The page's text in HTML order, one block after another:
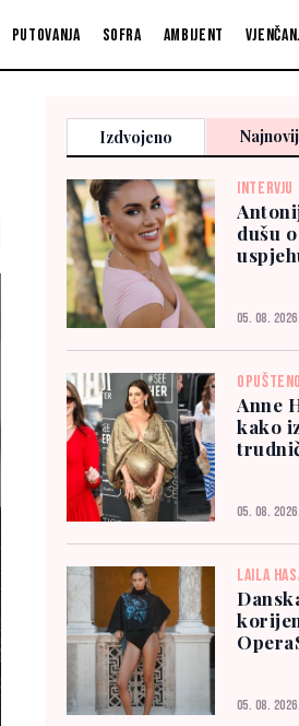
Putovanja Sofra Ambijent
Izdvojeno
dušu
05. 08. 2026.
Anne
kako
05. 08. 2026.
LAILA
05. 08. 2026.